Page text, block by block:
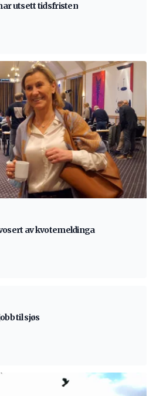
utsett tidsfristen
av kvotemeldinga
til sjøs